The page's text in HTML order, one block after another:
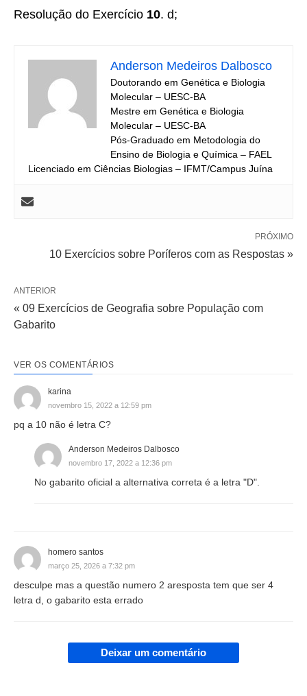
Resolução do Exercício 10. d;
Anderson Medeiros Dalbosco
Doutorando em Genética e Biologia
Molecular – UESC-BA
Mestre em Genética e Biologia
Molecular – UESC-BA
Pós-Graduado em Metodologia do
Ensino de Biologia e Química – FAEL
Licenciado em Ciências Biologias – IFMT/Campus Juína
PRÓXIMO
10 Exercícios sobre Poríferos com as Respostas »
ANTERIOR
« 09 Exercícios de Geografia sobre População com
Gabarito
VER OS COMENTÁRIOS
karina
novembro 15, 2022 a 12:59 pm
pq a 10 não é letra C?
Anderson Medeiros Dalbosco
novembro 17, 2022 a 12:36 pm
No gabarito oficial a alternativa correta é a letra "D".
homero santos
março 25, 2026 a 7:32 pm
desculpe mas a questão numero 2 aresposta tem que ser 4
letra d, o gabarito esta errado
Deixar um comentário